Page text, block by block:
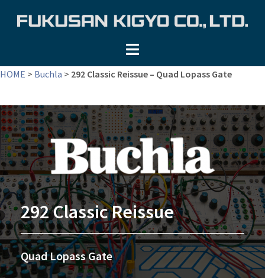
ツ
キ
ッ
プ
HOME > Buchla > 292 Classic Reissue – Quad Lopass Gate
292 Classic Reissue
Quad Lopass Gate